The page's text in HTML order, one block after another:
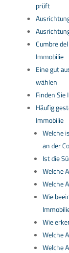
prüft
Cumbre
Immobilie
Eine gut
wählen
Finden Sie
Häufig
Immobilie
Welche
an der
Ist die
Welche
Welche
Wie
Wie
Welche
Welche